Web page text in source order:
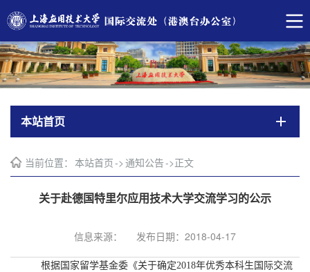
本站首页
当前位置： 本站首页->通知公告->正文
关于赴德国特里尔应用技术大学交流学习的公示
信息来源： 发布日期：2018-04-17
根据国家留学基金委《关于确定2018年优秀本科生国际交流